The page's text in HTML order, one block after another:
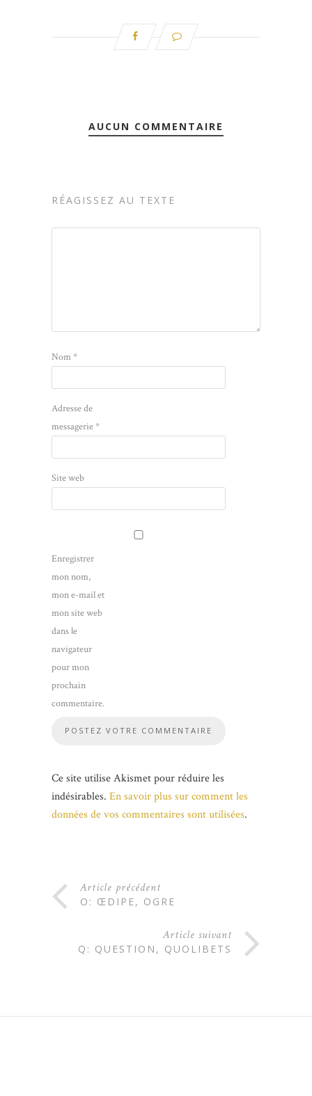
AUCUN COMMENTAIRE
RÉAGISSEZ AU TEXTE
Nom*
Adresse de
messagerie*
Site web
Enregistrer
mon nom,
mon e-mail et
mon site web
dans le
navigateur
pour mon
prochain
commentaire.
Ce site utilise Akismet pour réduire les
indésirables. En savoir plus sur comment les
données de vos commentaires sont utilisées.
Article précédent
O: ŒDIPE, OGRE
Article suivant
Q: QUESTION, QUOLIBETS